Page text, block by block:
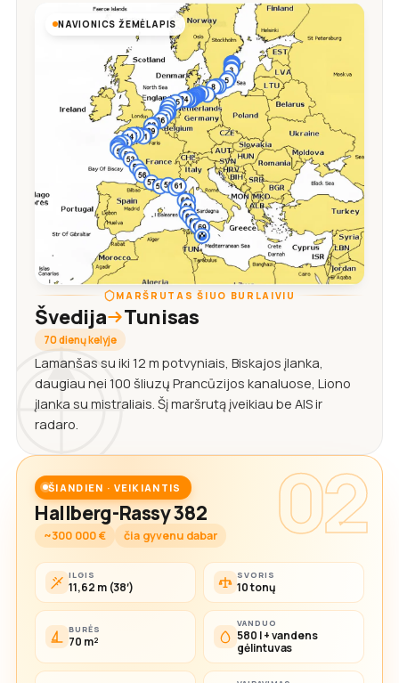
NAVIONICS ŽEMĖLAPIS
MARŠRUTAS ŠIUO BURLAIVIU
Švedija Tunisas
70 dienų kelyje
Lamanšas su iki 12 m potvyniais, Biskajos įlanka,
daugiau nei 100 šliuzų Prancūzijos kanaluose, Liono
įlanka su mistraliais. Šį maršrutą įveikiau be AIS ir
radaro.
02
ŠIANDIEN · VEIKIANTIS
Hallberg-Rassy 382
~300 000 € čia gyvenu dabar
ILGIS
11,62 m (38′)
SVORIS
10 tonų
BURĖS
70 m²
VANDUO
580 l + vandens
gėlintuvas